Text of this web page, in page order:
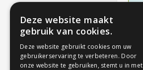
Deze website maakt
gebruik van cookies.
Deze website gebruikt cookies om uw
gebruikerservaring te verbeteren. Door
onze website te gebruiken, stemt u in met